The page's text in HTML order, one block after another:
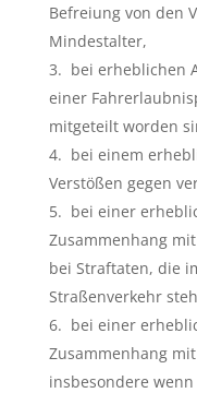
Befreiung von den
Mindestalter,
bei erheblichen
einer
mitgeteilt worden
bei einem
Verstößen gegen
bei einer
Zusammenhang
bei Straftaten, die
Straßenverkehr
bei einer
Zusammenhang
insbesondere